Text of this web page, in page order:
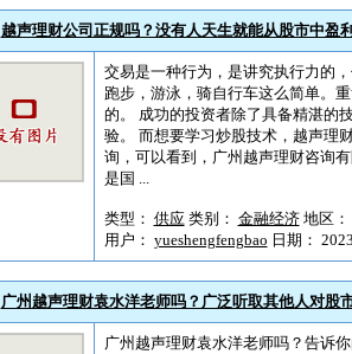
越声理财公司正规吗？没有人天生就能从股市中盈
交易是一种行为，是讲究执行力的
跑步，游泳，骑自行车这么简单。
的。 成功的投资者除了具备精湛的
验。 而想要学习炒股技术，越声理
询，可以看到，广州越声理财咨询
是国 ...
类型： 供应类别： 金融经济地区：
用户： yueshengfengbao 日期：
广州越声理财袁水洋老师吗？广泛听取其他人对股
广州越声理财袁水洋老师吗？告诉